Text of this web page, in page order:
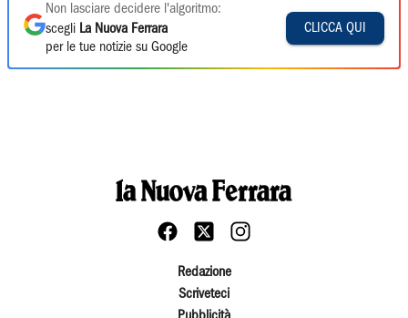
Non lasciare decidere l'algoritmo:
scegli La Nuova Ferrara
per le tue notizie su Google
CLICCA QUI
Redazione
Scriveteci